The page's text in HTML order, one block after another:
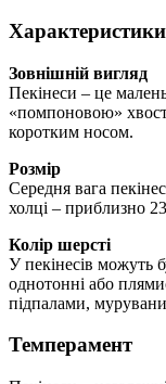
Зовнішній вигляд
Пекінеси – це
«помпоновою»
коротким носом.
Розмір
Середня вага
холці – приблизно
Колір шерсті
У пекінесів можуть
однотонні або
підпалами,
Темперамент